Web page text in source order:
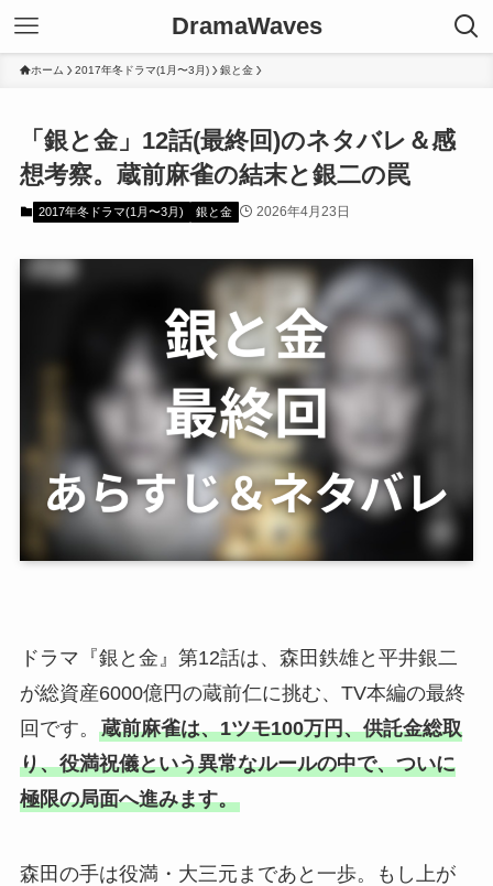
DramaWaves
ホーム 2017年冬ドラマ(1月〜3月) 銀と金
「銀と金」12話(最終回)のネタバレ＆感
想考察。蔵前麻雀の結末と銀二の罠
2017年冬ドラマ(1月〜3月) 銀と金 2026年4月23日
ドラマ『銀と金』第12話は、森田鉄雄と平井銀二
が総資産6000億円の蔵前仁に挑む、TV本編の最終
回です。 蔵前麻雀は、1ツモ100万円、供託金総取
り、役満祝儀という異常なルールの中で、ついに
極限の局面へ進みます。
森田の手は役満・大三元まであと一歩。もし上が